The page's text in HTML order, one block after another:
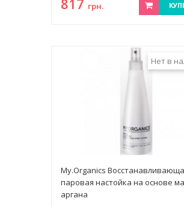
грн.
Нет в
My.Organics
паровая настойка на основе
аргана